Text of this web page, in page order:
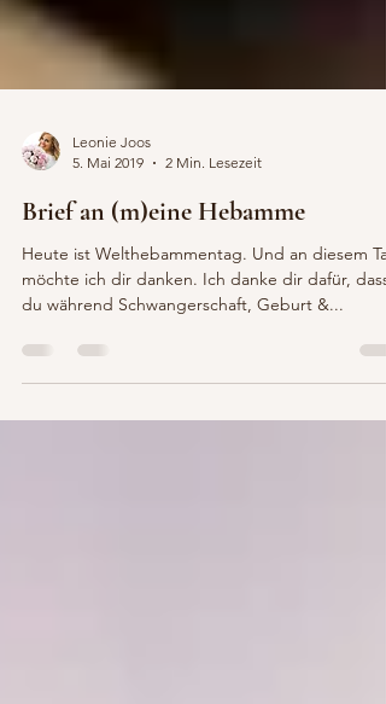
5. Mai 2019
2 Min. Lesezeit
Brief an (m)eine Hebamme
Heute ist Welthebammentag. Und an diesem
du während Schwangerschaft, Geburt &...